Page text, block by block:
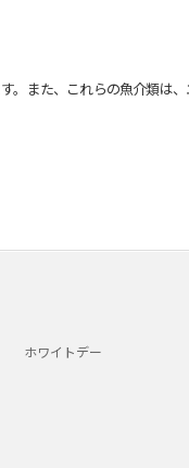
また、これらの魚介類は、
ホワイトデー